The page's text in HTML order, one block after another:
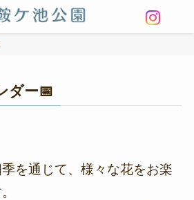
ダー📅
を通じて、様々な花をお楽